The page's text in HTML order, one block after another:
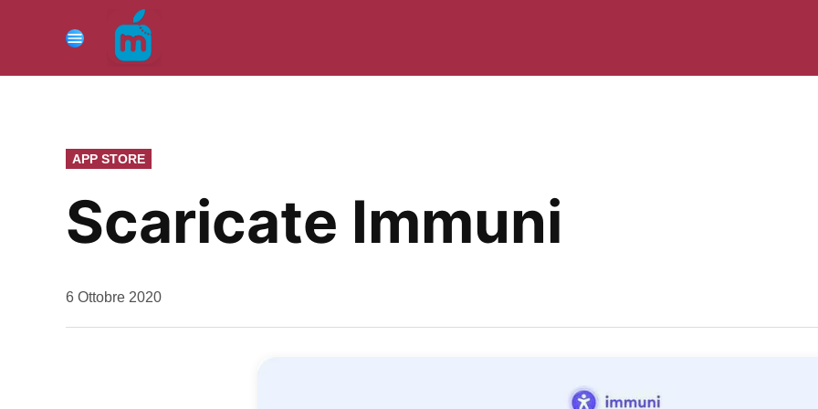
contenuto
Menu
PUBBLICATO
IN
APP STORE
Scaricate Immuni
da
6 Ottobre 2020